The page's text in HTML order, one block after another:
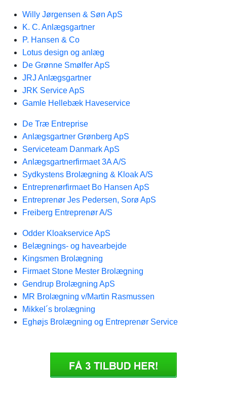
Willy Jørgensen & Søn ApS
K. C. Anlægsgartner
P. Hansen & Co
Lotus design og anlæg
De Grønne Smølfer ApS
JRJ Anlægsgartner
JRK Service ApS
Gamle Hellebæk Haveservice
De Træ Entreprise
Anlægsgartner Grønberg ApS
Serviceteam Danmark ApS
Anlægsgartnerfirmaet 3A A/S
Sydkystens Brolægning & Kloak A/S
Entreprenørfirmaet Bo Hansen ApS
Entreprenør Jes Pedersen, Sorø ApS
Freiberg Entreprenør A/S
Odder Kloakservice ApS
Belægnings- og havearbejde
Kingsmen Brolægning
Firmaet Stone Mester Brolægning
Gendrup Brolægning ApS
MR Brolægning v/Martin Rasmussen
Mikkel´s brolægning
Eghøjs Brolægning og Entreprenør Service